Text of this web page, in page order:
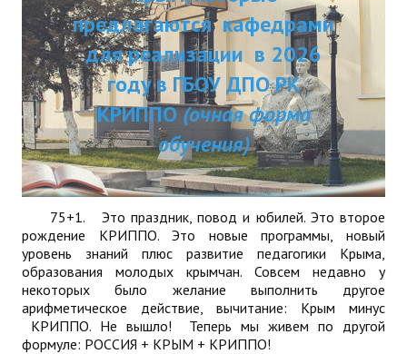
ДПО
Профессиональная переподготовка
Повышение квалификации
КОНТАКТЫ
ДПП ПК:
Актуальное
занятий
предлагаются кафедрами
для реализации в 2026
году в ГБОУ ДПО РК
КРИППО(очная форма
обучения)
75+1. Это праздник, повод и юбилей. Это второе
рождение КРИППО. Это новые программы, новый
уровень знаний плюс развитие педагогики Крыма,
образования молодых крымчан. Совсем недавно у
некоторых было желание выполнить другое
арифметическое действие, вычитание: Крым минус
КРИППО. Не вышло! Теперь мы живем по другой
формуле: РОССИЯ + КРЫМ + КРИППО!